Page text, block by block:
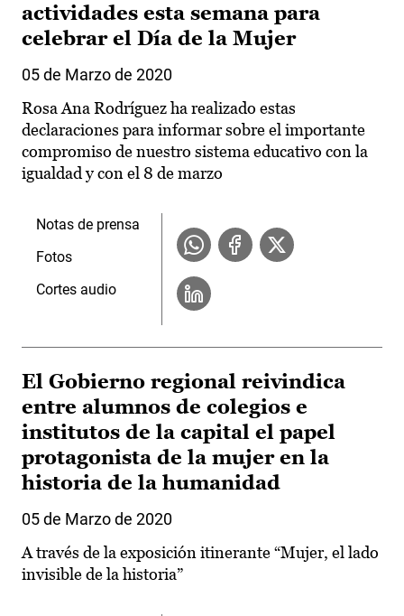
actividades esta semana para
celebrar el Día de la Mujer
05 de Marzo de 2020
Rosa Ana Rodríguez ha realizado estas
declaraciones para informar sobre el importante
compromiso de nuestro sistema educativo con la
igualdad y con el 8 de marzo
Notas de prensa
Fotos
Cortes audio
El Gobierno regional reivindica
entre alumnos de colegios e
institutos de la capital el papel
protagonista de la mujer en la
historia de la humanidad
05 de Marzo de 2020
A través de la exposición itinerante “Mujer, el lado
invisible de la historia”